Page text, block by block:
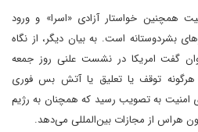
همچنین خواستار آزادی «اسرا» و ورود
بشردوستانه است. به بیان دیگر، از نگاه
گفت امریکا در نشست علنی روز جمعه
هرگونه توقف یا تعلیق یا آتش بس فوری
امنیت به تصویب رسید که همچنان به رژیم
هراس از مجازات بین‌المللی می‌دهد.